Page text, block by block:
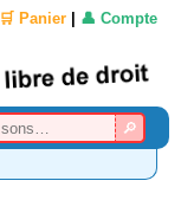
🛒 Panier 👤 Compte